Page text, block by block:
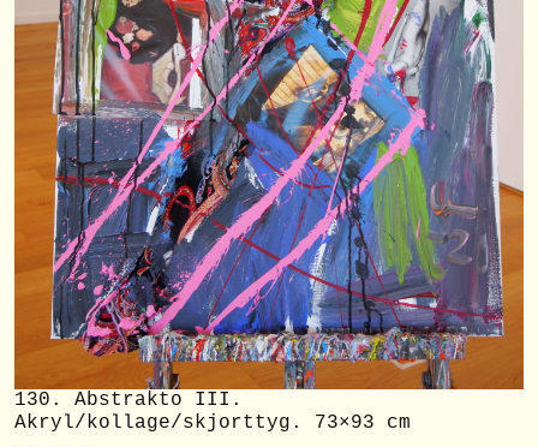
130. Abstrakto III.
Akryl/kollage/skjorttyg. 73×93 cm